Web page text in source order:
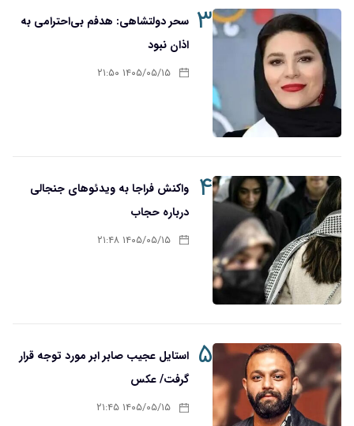
۳ سحر دولتشاهی: هدفم بی‌احترامی به
اذان نبود
۱۴۰۵/۰۵/۱۵ ۲۱:۵۰
۴
واکنش فراجا به ویدئوهای جنجالی
درباره حجاب
۱۴۰۵/۰۵/۱۵ ۲۱:۴۸
۵ استایل عجیب صابر ابر مورد توجه قرار
گرفت/ عکس
۱۴۰۵/۰۵/۱۵ ۲۱:۴۵